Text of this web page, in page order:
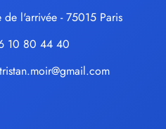
de l'arrivée - 75015 Paris
10 80 44 40
tristan.moir@gmail.com